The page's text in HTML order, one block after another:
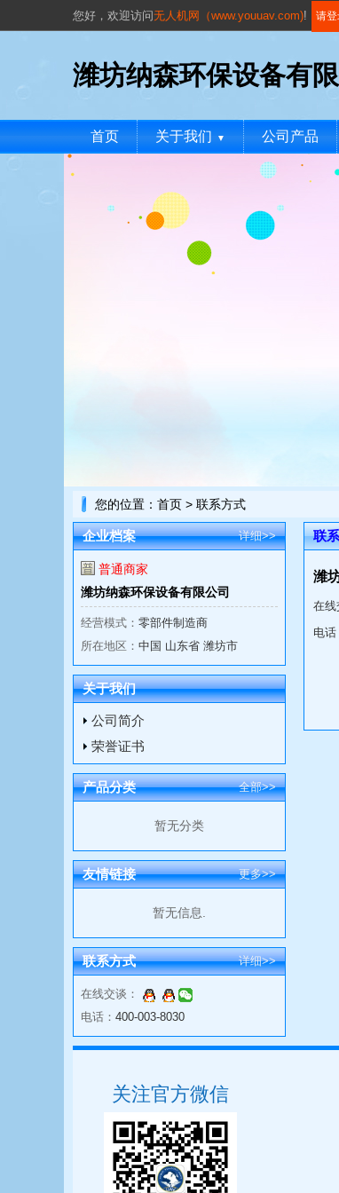
您好， 欢迎访问无人机网（www.youuav.com)! 请
潍坊纳森环保设备有
首页 关于我们 ▼ 公司产品
您的位置： 首页 > 联系方式
企业档案 详细>>
普通商家
潍坊纳森环保设备有限公司
经营模式： 零部件制造商
所在地区： 中国 山东省 潍坊市
关于我们
公司简介
荣誉证书
产品分类 全部>>
暂无分类
友情链接 更多>>
暂无信息.
联系方式 详细>>
在线交谈：
电话： 400-003-8030
联
潍
在线
电话
关注官方微信